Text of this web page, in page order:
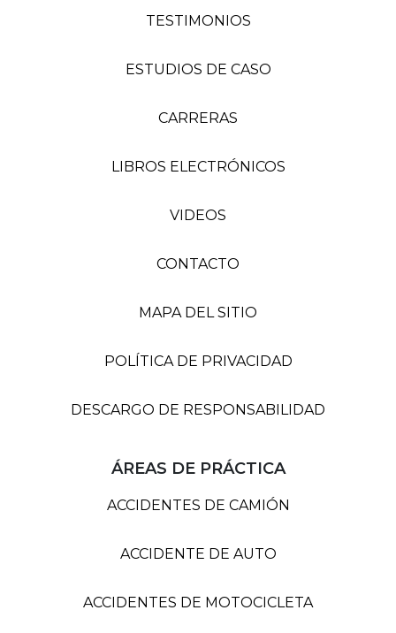
TESTIMONIOS
ESTUDIOS DE CASO
CARRERAS
LIBROS ELECTRÓNICOS
VIDEOS
CONTACTO
MAPA DEL SITIO
POLÍTICA DE PRIVACIDAD
DESCARGO DE RESPONSABILIDAD
ÁREAS DE PRÁCTICA
ACCIDENTES DE CAMIÓN
ACCIDENTE DE AUTO
ACCIDENTES DE MOTOCICLETA